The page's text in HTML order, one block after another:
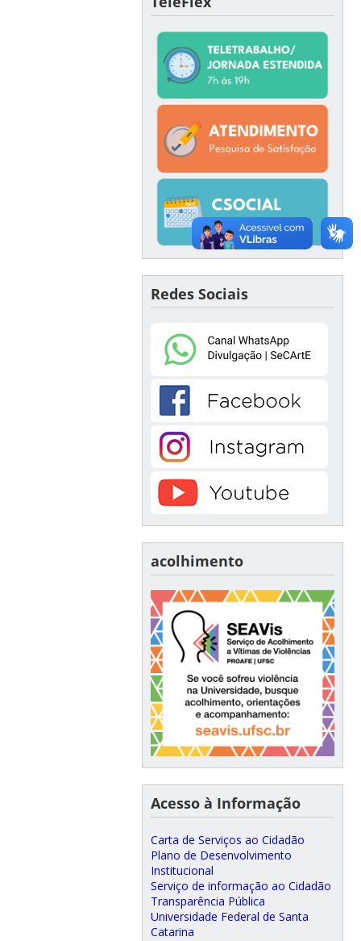
Redes Sociais
acolhimento
Acesso à Informação
Carta de Serviços ao Cidadão
Plano de Desenvolvimento
Institucional
Serviço de informação ao Cidadão
Transparência Pública
Universidade Federal de Santa
Catarina